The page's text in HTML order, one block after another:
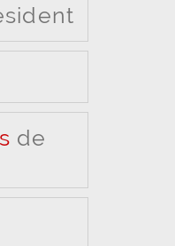
de